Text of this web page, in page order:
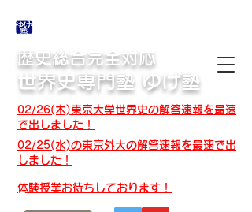
歴史総合完全対応
世界史専門塾 ゆげ塾
02/25(水)の東京外大の解答速報を最速で出
しました！
​体験授業お待ちしております！
02/26(木)東京大学世界史の解答速報を最速
で出しました！